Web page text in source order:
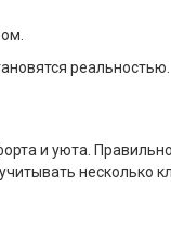
реальностью.
и уюта.
несколько